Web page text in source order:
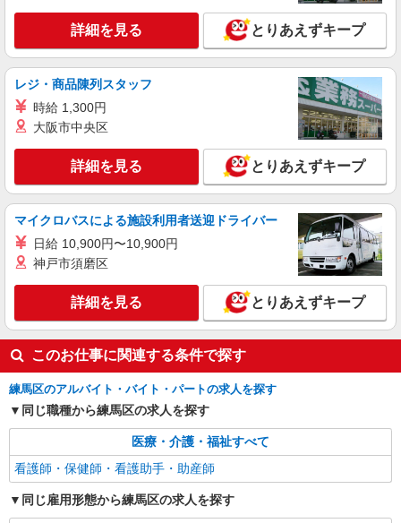
株式会社トラストグロース 新宿本社 第3営業部
有料老人ホームでの看護師
時給：准看護師2150円/看護師2200円 ※資格や
経験による
キープ 詳細を見る
詳細を見る とりあえずキープ
レジ・商品陳列スタッフ
時給 1,300円
大阪市中央区
詳細を見る とりあえずキープ
マイクロバスによる施設利用者送迎ドライバー
日給 10,900円〜10,900円
神戸市須磨区
詳細を見る とりあえずキープ
このお仕事に関連する条件で探す
練馬区のアルバイト・バイト・パートの求人を探す
同じ職種から練馬区の求人を探す
医療・介護・福祉すべて
看護師・保健師・看護助手・助産師
同じ雇用形態から練馬区の求人を探す